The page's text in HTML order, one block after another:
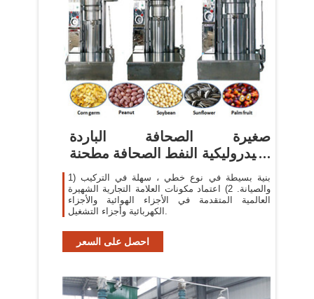
صغيرة الصحافة الباردة
الهيدروليكية النفط الصحافة مطحنة
زيت ...
1) بنية بسيطة في نوع خطي ، سهلة في التركيب
والصيانة. 2) اعتماد مكونات العلامة التجارية الشهيرة
العالمية المتقدمة في الأجزاء الهوائية والأجزاء
الكهربائية وأجزاء التشغيل.
احصل على السعر